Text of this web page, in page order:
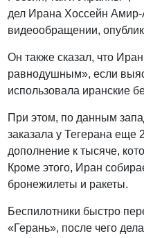
дел Ирана Хоссейн Амир-
видеообращении,
Он также сказал, что
равнодушным», если
использовала иранские
При этом, по данным
заказала у Тегерана еще
дополнение к тысяче,
Кроме этого, Иран
бронежилеты и ракеты.
Беспилотники быстро
«Герань», после чего